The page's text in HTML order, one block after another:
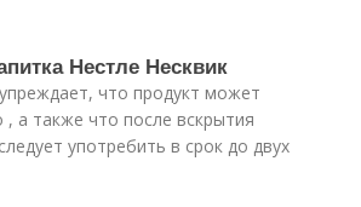
Нестле Несквик
что продукт может
а также что после вскрытия
употребить в срок до двух